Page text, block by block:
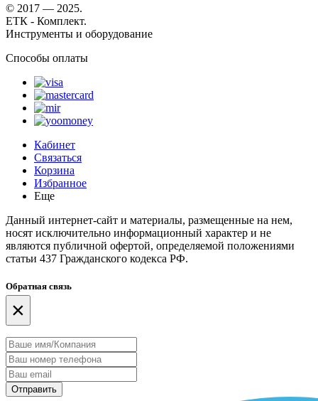
© 2017 — 2025.
ЕТК - Комплект.
Инструменты и оборудование
Способы оплаты
Кабинет
Связаться
Корзина
Избранное
Еще
Данный интернет-сайт и материалы, размещенные на нем,
носят исключительно информационный характер и не
являются публичной офертой, определяемой положениями
статьи 437 Гражданского кодекса РФ.
Обратная связь
×
Отправить